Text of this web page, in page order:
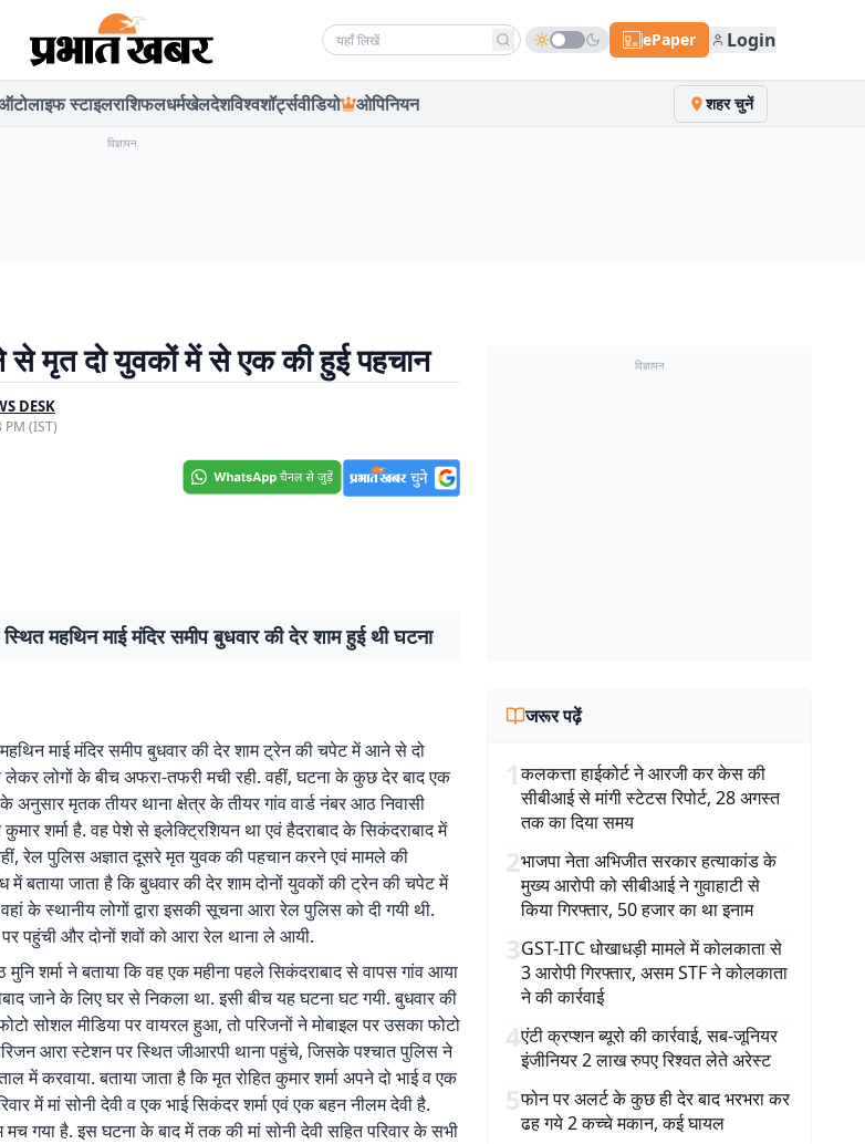
Search news ePaper Login
लाइफ स्टाइलराशिफलधर्मखेलदेशविश्वशॉर्ट्सवीडियो ओपिनियन शहर चुनें
विज्ञापन
मृत दो युवकों में से एक की हुई पहचान
DESK
(IST)
महथिन माई मंदिर समीप बुधवार की देर शाम हुई थी घटना
माई मंदिर समीप बुधवार की देर शाम ट्रेन की चपेट में आने से दो
लेकर लोगों के बीच अफरा-तफरी मची रही. वहीं, घटना के कुछ देर बाद एक
अनुसार मृतक तीयर थाना क्षेत्र के तीयर गांव वार्ड नंबर आठ निवासी
कुमार शर्मा है. वह पेशे से इलेक्ट्रिशियन था एवं हैदराबाद के सिकंदराबाद में
रेल पुलिस अज्ञात दूसरे मृत युवक की पहचान करने एवं मामले की
बताया जाता है कि बुधवार की देर शाम दोनों युवकों की ट्रेन की चपेट में
के स्थानीय लोगों द्वारा इसकी सूचना आरा रेल पुलिस को दी गयी थी.
पहुंची और दोनों शवों को आरा रेल थाना ले आयी.
मुनि शर्मा ने बताया कि वह एक महीना पहले सिकंदराबाद से वापस गांव आया
जाने के लिए घर से निकला था. इसी बीच यह घटना घट गयी. बुधवार की
सोशल मीडिया पर वायरल हुआ, तो परिजनों ने मोबाइल पर उसका फोटो
आरा स्टेशन पर स्थित जीआरपी थाना पहुंचे, जिसके पश्चात पुलिस ने
में करवाया. बताया जाता है कि मृत रोहित कुमार शर्मा अपने दो भाई व एक
में मां सोनी देवी व एक भाई सिकंदर शर्मा एवं एक बहन नीलम देवी है.
गया है. इस घटना के बाद में तक की मां सोनी देवी सहित परिवार के सभी
विज्ञापन
जरूर पढ़ें
1कलकत्ता हाईकोर्ट ने आरजी कर केस की
सीबीआई से मांगी स्टेटस रिपोर्ट, 28 अगस्त
तक का दिया समय
2भाजपा नेता अभिजीत सरकार हत्याकांड के
मुख्य आरोपी को सीबीआई ने गुवाहाटी से
किया गिरफ्तार, 50 हजार का था इनाम
3GST-ITC धोखाधड़ी मामले में कोलकाता से
3 आरोपी गिरफ्तार, असम STF ने कोलकाता
ने की कार्रवाई
4एंटी क्रप्शन ब्यूरो की कार्रवाई, सब-जूनियर
इंजीनियर 2 लाख रुपए रिश्वत लेते अरेस्ट
5फोन पर अलर्ट के कुछ ही देर बाद भरभरा कर
ढह गये 2 कच्चे मकान, कई घायल